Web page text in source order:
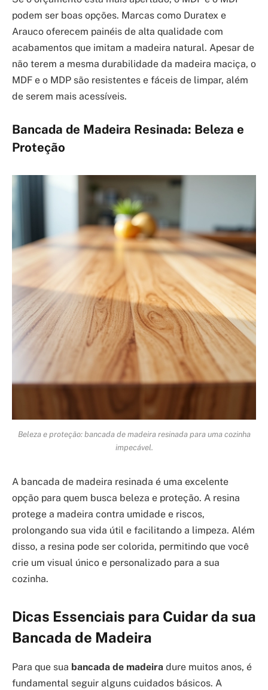
podem ser boas opções. Marcas como Duratex e
Arauco oferecem painéis de alta qualidade com
acabamentos que imitam a madeira natural. Apesar de
não terem a mesma durabilidade da madeira maciça, o
MDF e o MDP são resistentes e fáceis de limpar, além
de serem mais acessíveis.
Bancada de Madeira Resinada: Beleza e
Proteção
Beleza e proteção: bancada de madeira resinada para uma cozinha
impecável.
A bancada de madeira resinada é uma excelente
opção para quem busca beleza e proteção. A resina
protege a madeira contra umidade e riscos,
prolongando sua vida útil e facilitando a limpeza. Além
disso, a resina pode ser colorida, permitindo que você
crie um visual único e personalizado para a sua
cozinha.
Dicas Essenciais para Cuidar da sua
Bancada de Madeira
Para que sua bancada de madeira dure muitos anos, é
fundamental seguir alguns cuidados básicos. A